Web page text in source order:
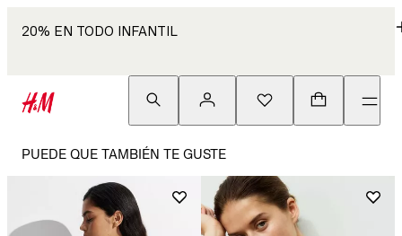
20% EN TODO INFANTIL
PUEDE QUE TAMBIÉN TE GUSTE